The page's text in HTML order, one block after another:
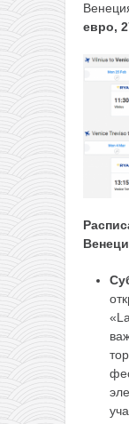
евро,